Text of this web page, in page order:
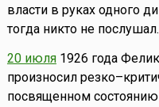
власти в руках одного
тогда никто не послушал.
20 июля1926 года
произносил
посвященном